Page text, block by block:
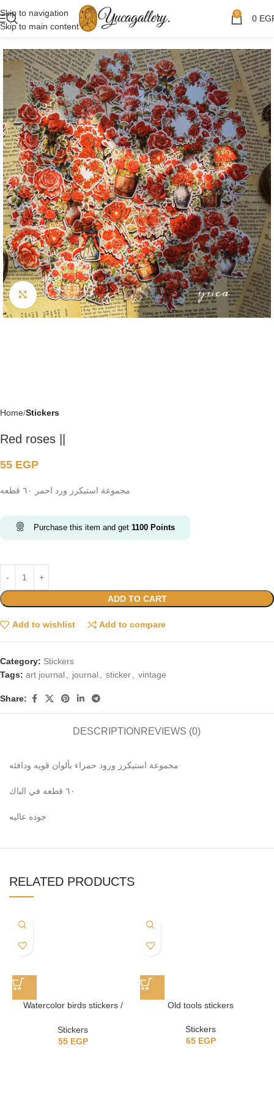
Skip to navigation
Skip to main content
0 0
Click to enlarge
Home Stickers
Red roses ||
55 EGP
مجموعة استيكرز ورد احمر ٦٠ قطعه
Purchase this item and get 1100 Points
ADD TO CART
Add to wishlist Add to compare
Category: Stickers
Tags: art journal journal sticker vintage
Share:
DESCRIPTION REVIEWS (0)
مجموعة استيكرز ورود حمراء بألوان قويه ودافئه
٦٠ قطعه في الباك
جوده عاليه
RELATED PRODUCTS
Watercolor birds stickers /
Stickers
55 EGP
Old tools stickers
Stickers
65 EGP